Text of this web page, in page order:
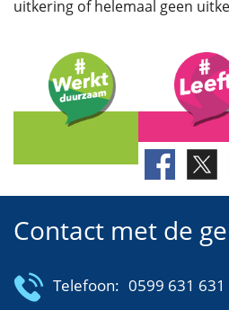
uitkering of helemaal geen
Contact met de
Telefoon: 0599 631 631